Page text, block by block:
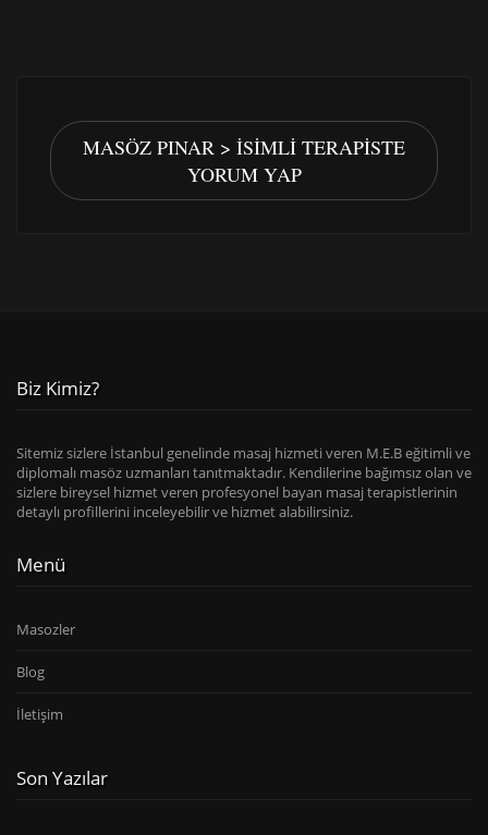
MASÖZ PINAR > İSIMLI TERAPISTE
YORUM YAP
Biz Kimiz?
Sitemiz sizlere İstanbul genelinde masaj hizmeti veren M.E.B eğitimli ve
diplomalı masöz uzmanları tanıtmaktadır. Kendilerine bağımsız olan ve
sizlere bireysel hizmet veren profesyonel bayan masaj terapistlerinin
detaylı profillerini inceleyebilir ve hizmet alabilirsiniz.
Menü
Masozler
Blog
İletişim
Son Yazılar